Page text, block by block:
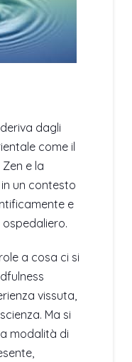
dagli
come il
e la
un contesto
e
a cosa ci si
vissuta,
Ma si
modalità di